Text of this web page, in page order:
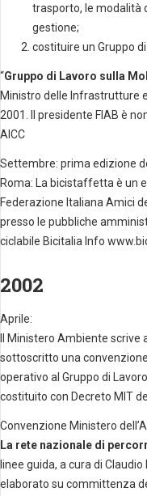
trasporto, le modalità
gestione;
costituire un Gruppo
“Gruppo di Lavoro sulla
Ministro delle Infrastrutture
2001. Il presidente FIAB è
AICC
Settembre: prima edizione
Roma: La bicistaffetta è un
Federazione Italiana Amici
presso le pubbliche
ciclabile Bicitalia Info
2002
Aprile:
Il Ministero Ambiente
sottoscritto una
operativo al Gruppo di
costituito con Decreto MIT
Convenzione Ministero
La rete nazionale di
linee guida, a cura di
elaborato su committenza